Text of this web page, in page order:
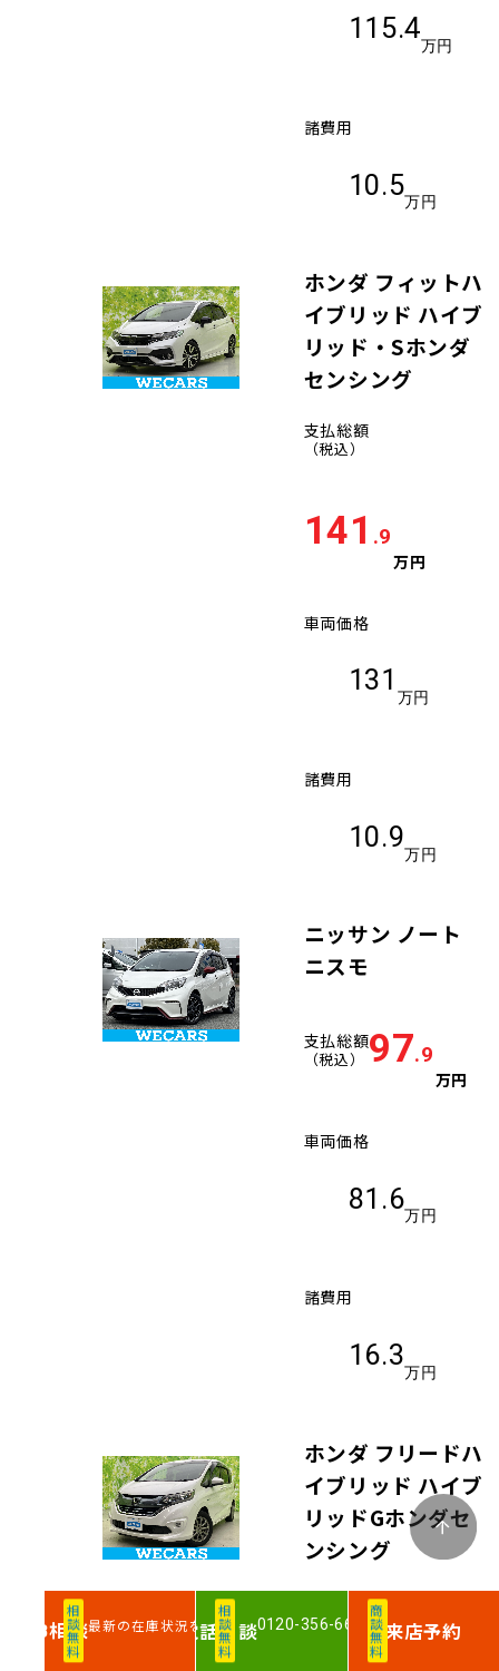
115.4
万円
諸費用
10.5
万円
ホンダ フィットハ
イブリッド ハイブ
リッド・Sホンダ
センシング
支払総額
（税込）
141 .9
万円
車両価格
131
万円
諸費用
10.9
万円
ニッサン ノート
ニスモ
支払総額
（税込） 97.9
万円
車両価格
81.6
万円
諸費用
16.3
万円
ホンダ フリードハ
イブリッド ハイブ
リッドGホンダセ
ンシング
支払総額
（税込）
相談無料
WEB相談最新の在庫状況を確認
相談無料
電話相談0120-356-660 商談無料来店予約